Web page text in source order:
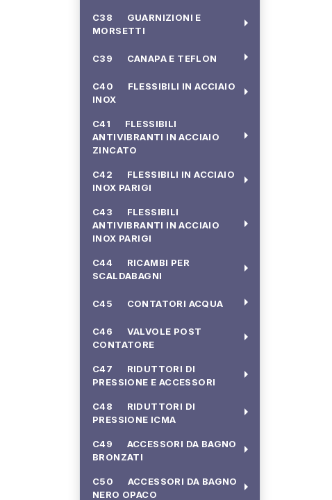
C38 GUARNIZIONI E
MORSETTI
arrow_right
C39 CANAPA E TEFLON arrow_right
C40 FLESSIBILI IN ACCIAIO
INOX
arrow_right
C41 FLESSIBILI
ANTIVIBRANTI IN ACCIAIO
ZINCATO
arrow_right
C42 FLESSIBILI IN ACCIAIO
INOX PARIGI
arrow_right
C43 FLESSIBILI
ANTIVIBRANTI IN ACCIAIO
INOX PARIGI
arrow_right
C44 RICAMBI PER
SCALDABAGNI
arrow_right
C45 CONTATORI ACQUA arrow_right
C46 VALVOLE POST
CONTATORE
arrow_right
C47 RIDUTTORI DI
PRESSIONE E ACCESSORI
arrow_right
C48 RIDUTTORI DI
PRESSIONE ICMA
arrow_right
C49 ACCESSORI DA BAGNO
BRONZATI
arrow_right
C50 ACCESSORI DA BAGNO
NERO OPACO
arrow_right